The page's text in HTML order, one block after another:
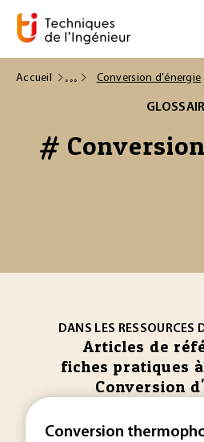
Accueil Conversion d'énergie
#
DANS LES RESSOURCES
Articles de
fiches pratiques
Conversion
Conversion